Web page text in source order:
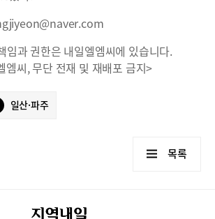
임과 권한은 내일엘엠씨에 있습니다.
씨, 무단 전재 및 재배포 금지>
일산·파주
목록